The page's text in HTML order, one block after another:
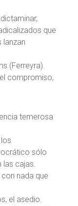
que
lanzan
(Ferreyra).
compromiso,
temerosa
sólo
las cajas.
nada que
el asedio.